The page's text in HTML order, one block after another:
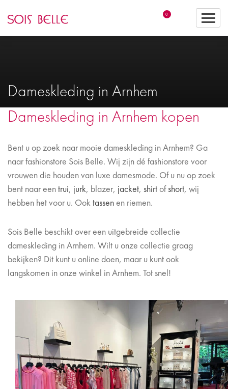
0
Dameskleding in Arnhem
Dameskleding in Arnhem kopen
Bent u op zoek naar mooie dameskleding in Arnhem? Ga
naar fashionstore Sois Belle. Wij zijn dé fashionstore voor
vrouwen die houden van luxe damesmode. Of u nu op zoek
bent naar eentrui, jurk, blazer, jacket, shirt ofshort, wij
hebben het voor u. Ooktassenen riemen.
Sois Belle beschikt over een uitgebreide collectie
dameskleding in Arnhem. Wilt u onze collectie graag
bekijken? Dit kunt u online doen, maar u kunt ook
langskomen in onze winkel in Arnhem. Tot snel!